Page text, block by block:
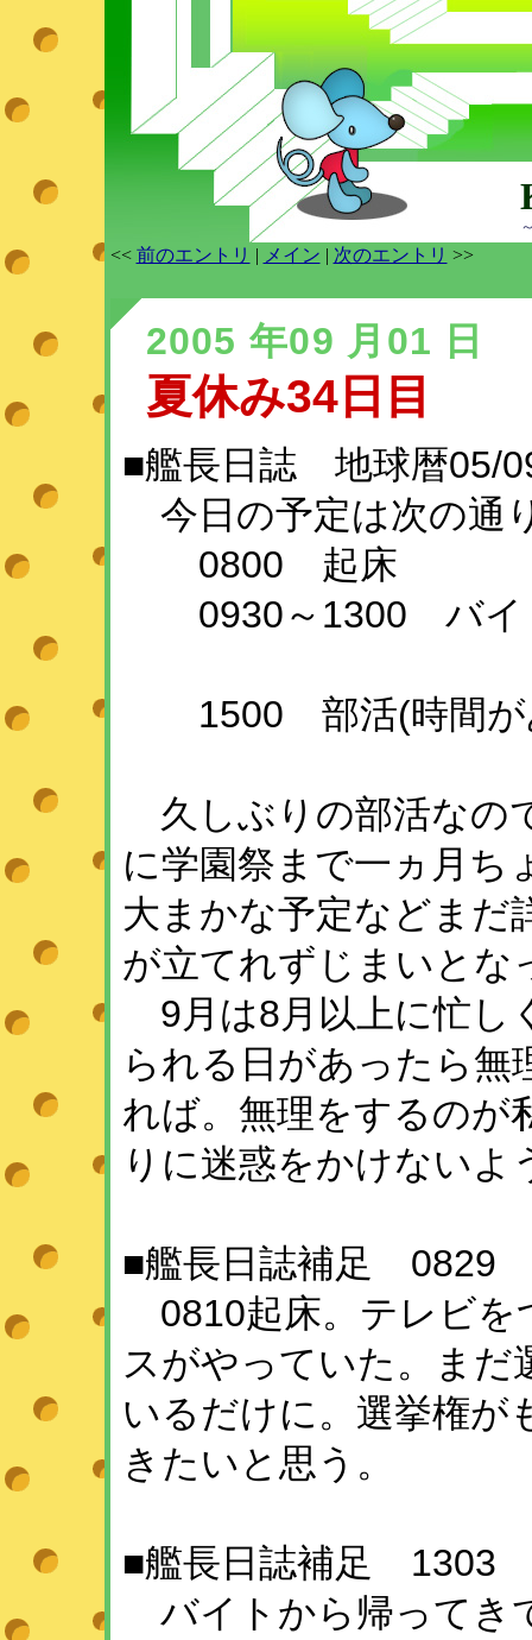
<< 前のエントリ | メイン | 次のエントリ >>
2005 年09 月01 日
夏休み34日目
■艦長日誌 地球暦05/
今日の予定は次の通
0800 起床
0930～1300 バイ
1500 部活(時間が
久しぶりの部活なの
に学園祭まで一ヵ月ち
大まかな予定などまだ
が立てれずじまいとな
9月は8月以上に忙し
られる日があったら無
れば。無理をするのが
りに迷惑をかけないよ
■艦長日誌補足 0829
0810起床。テレビを
スがやっていた。まだ
いるだけに。選挙権が
きたいと思う。
■艦長日誌補足 1303
バイトから帰ってき